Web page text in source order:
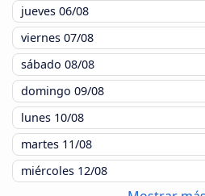
jueves 06/08
viernes 07/08
sábado 08/08
domingo 09/08
lunes 10/08
martes 11/08
miércoles 12/08